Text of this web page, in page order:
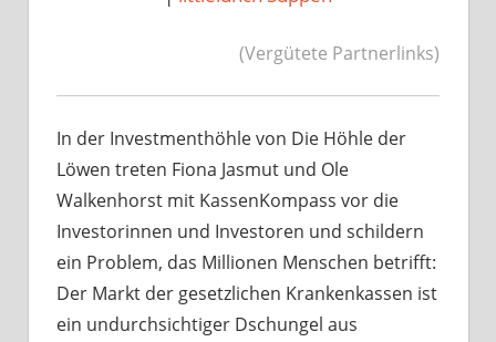
(Vergütete Partnerlinks)
In der Investmenthöhle von Die Höhle der
Löwen treten Fiona Jasmut und Ole
Walkenhorst mit KassenKompass vor die
Investorinnen und Investoren und schildern
ein Problem, das Millionen Menschen betrifft:
Der Markt der gesetzlichen Krankenkassen ist
ein undurchsichtiger Dschungel aus